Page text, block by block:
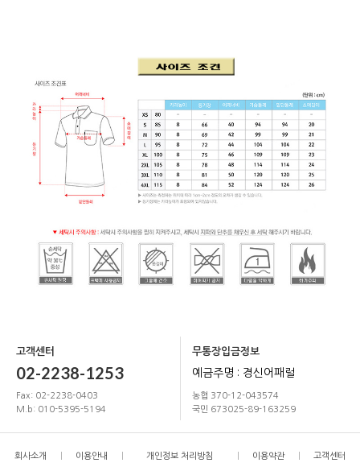
고객센터
02-2238-1253
Fax: 02-2238-0403
M.b: 010-5395-5194
무통장입금정보
예금주명 : 경신어패럴
농협 370-12-043574
국민 673025-89-163259
회사소개 이용안내 개인정보 처리방침 이용약관 고객센터